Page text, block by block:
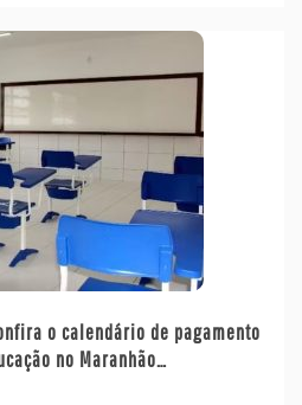
o calendário de pagamento
no Maranhão…